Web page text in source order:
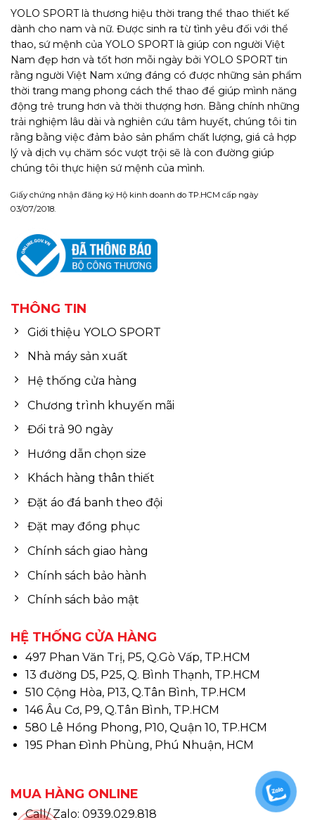
YOLO SPORT là thương hiệu thời trang thể thao thiết kế
dành cho nam và nữ. Được sinh ra từ tình yêu đối với thể
thao, sứ mệnh của YOLO SPORT là giúp con người Việt
Nam đẹp hơn và tốt hơn mỗi ngày bởi YOLO SPORT tin
rằng người Việt Nam xứng đáng có được những sản phẩm
thời trang mang phong cách thể thao để giúp mình năng
động trẻ trung hơn và thời thượng hơn. Bằng chính những
trải nghiệm lâu dài và nghiên cứu tâm huyết, chúng tôi tin
rằng bằng việc đảm bảo sản phẩm chất lượng, giá cả hợp
lý và dịch vụ chăm sóc vượt trội sẽ là con đường giúp
chúng tôi thực hiện sứ mệnh của mình.
Giấy chứng nhận đăng ký Hộ kinh doanh do TP.HCM cấp ngày
03/07/2018.
THÔNG TIN
Giới thiệu YOLO SPORT
Nhà máy sản xuất
Hệ thống cửa hàng
Chương trình khuyến mãi
Đổi trả 90 ngày
Hướng dẫn chọn size
Khách hàng thân thiết
Đặt áo đá banh theo đội
Đặt may đồng phục
Chính sách giao hàng
Chính sách bảo hành
Chính sách bảo mật
HỆ THỐNG CỬA HÀNG
497 Phan Văn Trị, P5, Q.Gò Vấp, TP.HCM
13 đường D5, P25, Q. Bình Thạnh, TP.HCM
510 Cộng Hòa, P13, Q.Tân Bình, TP.HCM
146 Âu Cơ, P9, Q.Tân Bình, TP.HCM
580 Lê Hồng Phong, P10, Quận 10, TP.HCM
195 Phan Đình Phùng, Phú Nhuận, HCM
MUA HÀNG ONLINE
Call/ Zalo: 0939.029.818